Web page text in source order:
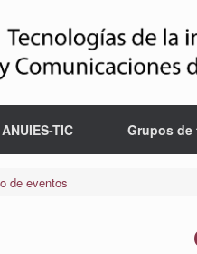
TIC Grupos de
de eventos